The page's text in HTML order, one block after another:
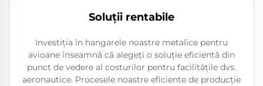
Soluții rentabile
Investiția în hangarele noastre metalice pentru
avioane înseamnă că alegeți o soluție eficientă din
punct de vedere al costurilor pentru facilitățile dvs.
aeronautice. Procesele noastre eficiente de producție